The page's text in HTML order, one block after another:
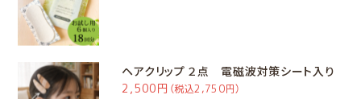
ヘアクリップ ２点 電磁波対策シート入り
2,500円 （税込2,750円）